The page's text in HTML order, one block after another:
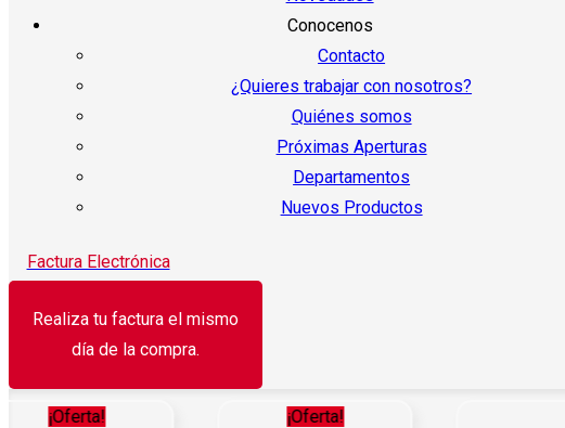
Conocenos
Contacto
¿Quieres trabajar con nosotros?
Quiénes somos
Próximas Aperturas
Departamentos
Nuevos Productos
Factura Electrónica
Realiza tu factura el mismo
día de la compra.
¡Oferta! ¡Oferta!